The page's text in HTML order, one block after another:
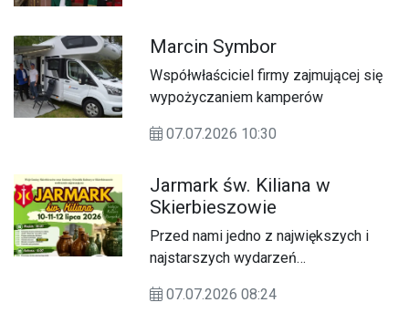
Marcin Symbor
Współwłaściciel firmy zajmującej się
wypożyczaniem kamperów
07.07.2026 10:30
Jarmark św. Kiliana w
Skierbieszowie
Przed nami jedno z największych i
najstarszych wydarzeń
lubelskim – Jarmark św. Kiliana, który
07.07.2026 08:24